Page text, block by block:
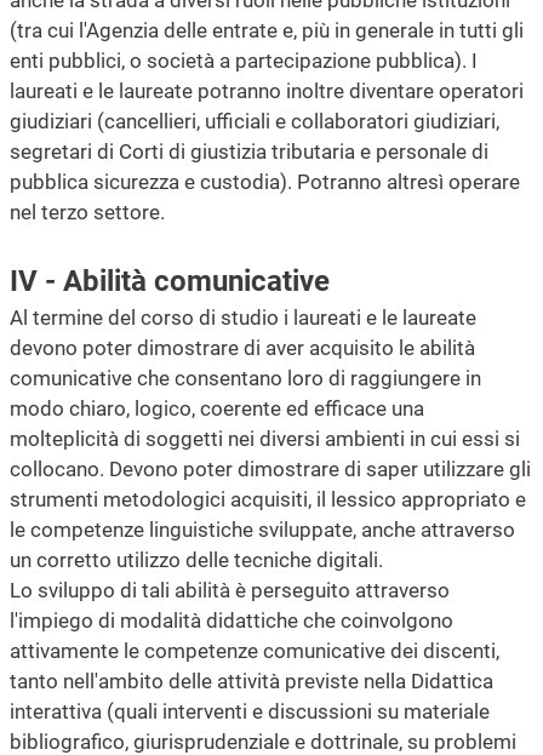
(tra cui l'Agenzia delle entrate e, più in generale in tutti gli
enti pubblici, o società a partecipazione pubblica). I
laureati e le laureate potranno inoltre diventare operatori
giudiziari (cancellieri, ufficiali e collaboratori giudiziari,
segretari di Corti di giustizia tributaria e personale di
pubblica sicurezza e custodia). Potranno altresì operare
nel terzo settore.
IV - Abilità comunicative
Al termine del corso di studio i laureati e le laureate
devono poter dimostrare di aver acquisito le abilità
comunicative che consentano loro di raggiungere in
modo chiaro, logico, coerente ed efficace una
molteplicità di soggetti nei diversi ambienti in cui essi si
collocano. Devono poter dimostrare di saper utilizzare gli
strumenti metodologici acquisiti, il lessico appropriato e
le competenze linguistiche sviluppate, anche attraverso
un corretto utilizzo delle tecniche digitali.
Lo sviluppo di tali abilità è perseguito attraverso
l'impiego di modalità didattiche che coinvolgono
attivamente le competenze comunicative dei discenti,
tanto nell'ambito delle attività previste nella Didattica
interattiva (quali interventi e discussioni su materiale
bibliografico, giurisprudenziale e dottrinale, su problemi